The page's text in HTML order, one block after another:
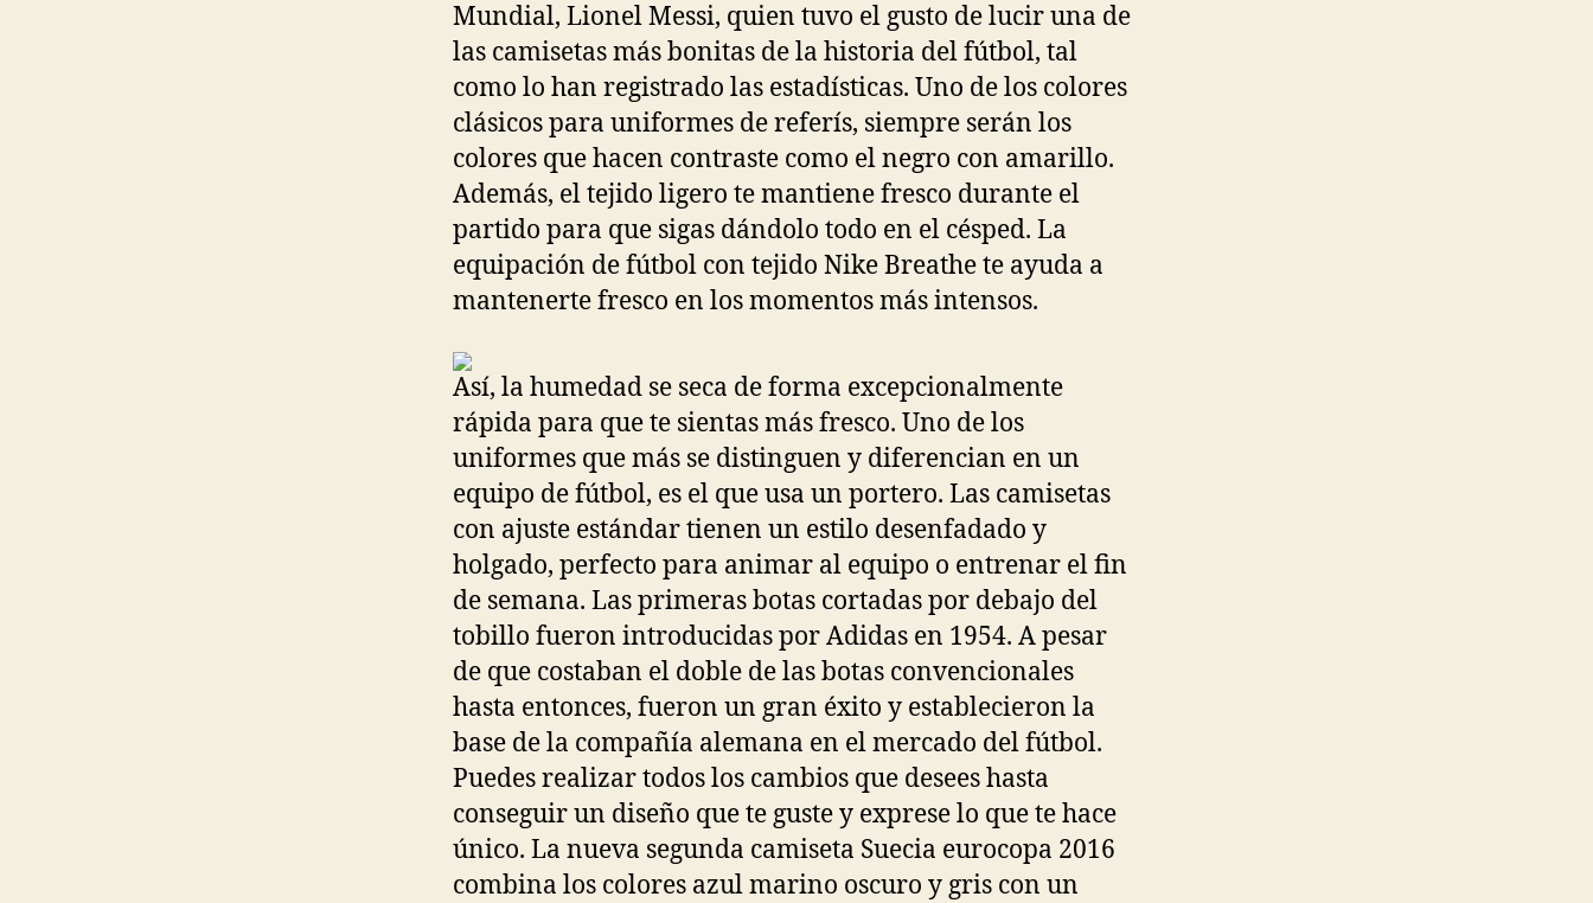
Mundial, Lionel Messi, quien tuvo el gusto de lucir una de
las camisetas más bonitas de la historia del fútbol, tal
como lo han registrado las estadísticas. Uno de los colores
clásicos para uniformes de referís, siempre serán los
colores que hacen contraste como el negro con amarillo.
Además, el tejido ligero te mantiene fresco durante el
partido para que sigas dándolo todo en el césped. La
equipación de fútbol con tejido Nike Breathe te ayuda a
mantenerte fresco en los momentos más intensos.
Así, la humedad se seca de forma excepcionalmente
rápida para que te sientas más fresco. Uno de los
uniformes que más se distinguen y diferencian en un
equipo de fútbol, es el que usa un portero. Las camisetas
con ajuste estándar tienen un estilo desenfadado y
holgado, perfecto para animar al equipo o entrenar el fin
de semana. Las primeras botas cortadas por debajo del
tobillo fueron introducidas por Adidas en 1954. A pesar
de que costaban el doble de las botas convencionales
hasta entonces, fueron un gran éxito y establecieron la
base de la compañía alemana en el mercado del fútbol.
Puedes realizar todos los cambios que desees hasta
conseguir un diseño que te guste y exprese lo que te hace
único. La nueva segunda camiseta Suecia eurocopa 2016
combina los colores azul marino oscuro y gris con un